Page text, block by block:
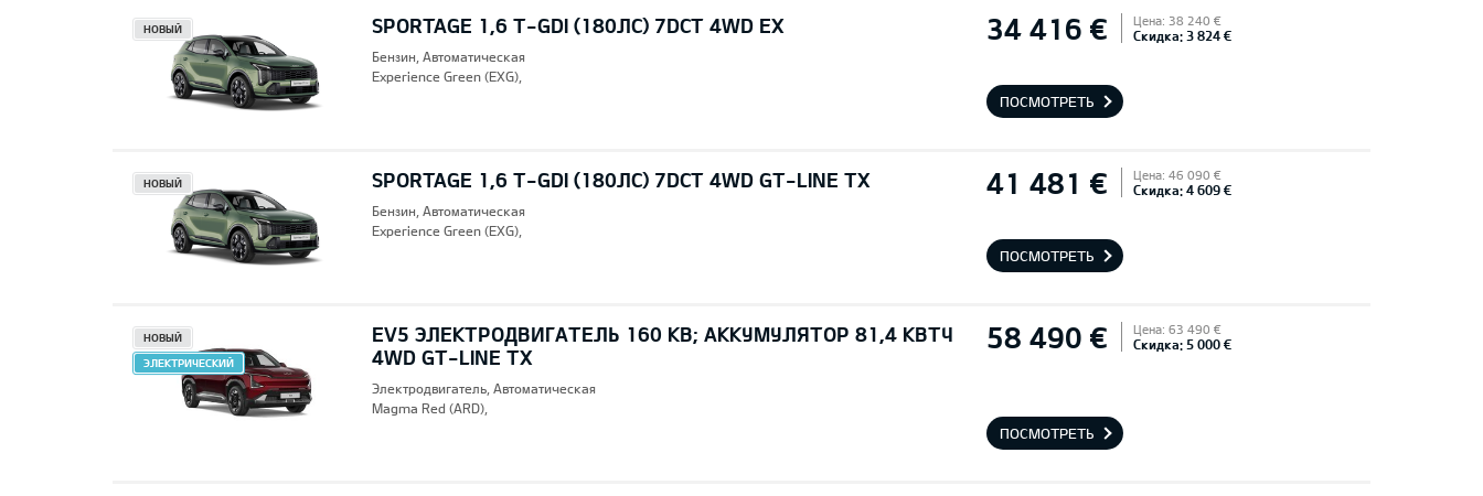
SPORTAGE 1,6 T-GDI (180ЛС) 7DCT 4WD EX 34 416 € Цена: 38 240 €
Скидка: 3 824 €
НОВЫЙ
Бензин, Автоматическая
Experience Green (EXG),
ПОСМОТРЕТЬ
SPORTAGE 1,6 T-GDI (180ЛС) 7DCT 4WD GT-LINE TX 41 481 € Цена: 46 090 €
Скидка: 4 609 €
НОВЫЙ
Бензин, Автоматическая
Experience Green (EXG),
ПОСМОТРЕТЬ
EV5 ЭЛЕКТРОДВИГАТЕЛЬ 160 КВ; AККУМУЛЯТОР 81,4 КВТЧ
4WD GT-LINE TX
58 490 € Цена: 63 490 €
Скидка: 5 000 €
НОВЫЙ
ЭЛЕКТРИЧЕСКИЙ
Электродвигатель, Автоматическая
Magma Red (ARD),
ПОСМОТРЕТЬ